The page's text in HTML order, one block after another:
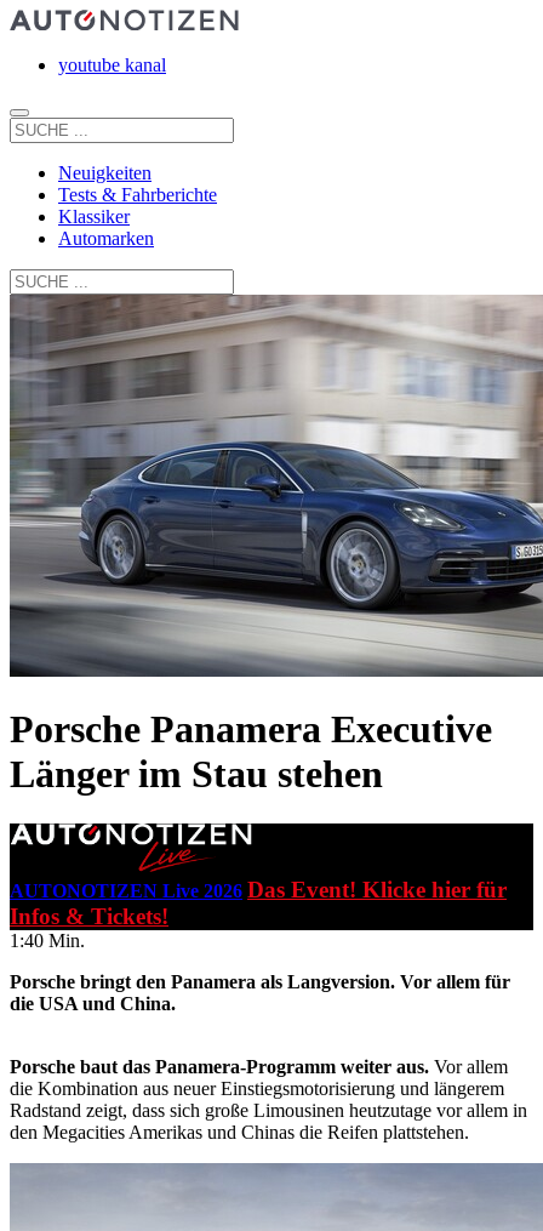
youtube kanal
Neuigkeiten
Tests & Fahrberichte
Klassiker
Automarken
Porsche Panamera Executive
Länger im Stau stehen
AUTONOTIZEN Live 2026 Das Event! Klicke hier für
Infos & Tickets!
1:40 Min.
Porsche bringt den Panamera als Langversion. Vor allem für
die USA und China.
Porsche baut das Panamera-Programm weiter aus. Vor allem
die Kombination aus neuer Einstiegsmotorisierung und längerem
Radstand zeigt, dass sich große Limousinen heutzutage vor allem in
den Megacities Amerikas und Chinas die Reifen plattstehen.